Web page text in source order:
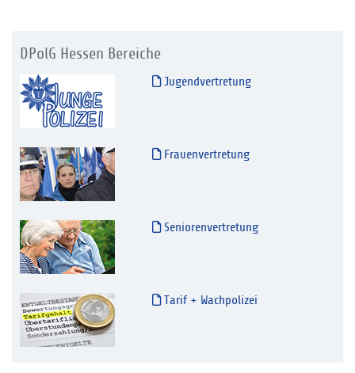
DPolG Hessen Bereiche
Jugendvertretung
Frauenvertretung
Seniorenvertretung
Tarif + Wachpolizei